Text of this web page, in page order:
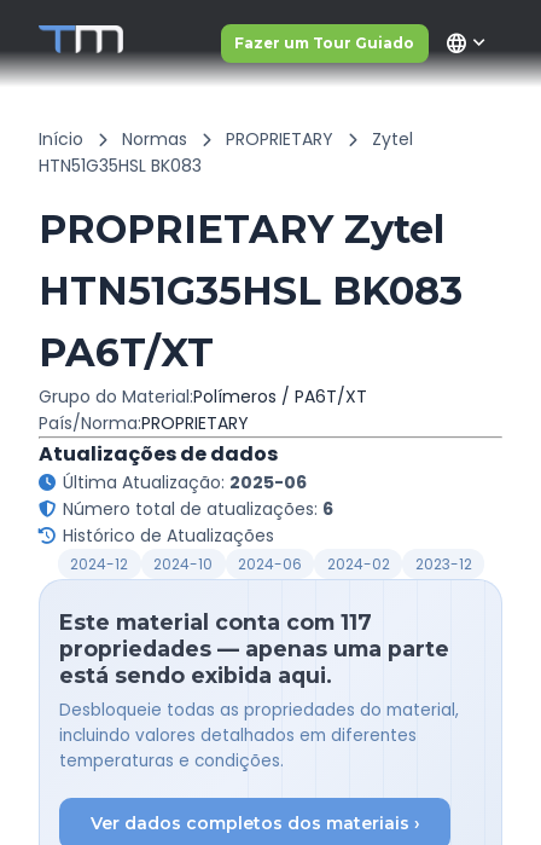
Fazer um Tour Guiado language
Início Normas PROPRIETARY
Zytel
HTN51G35HSL BK083
PROPRIETARY Zytel
HTN51G35HSL BK083
PA6T/XT
Grupo do Material:Polímeros / PA6T/XT
País/Norma:PROPRIETARY
Atualizações de dados
Última Atualização: 2025-06
Número total de atualizações: 6
Histórico de Atualizações
2024-12 2024-10 2024-06 2024-02 2023-12
Este material conta com 117
propriedades — apenas uma parte
está sendo exibida aqui.
Desbloqueie todas as propriedades do material,
incluindo valores detalhados em diferentes
temperaturas e condições.
Ver dados completos dos materiais ›